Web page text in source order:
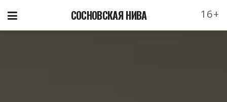
СОСНОВСКАЯ НИВА 16+